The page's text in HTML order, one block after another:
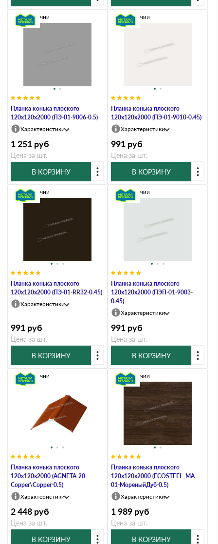
Планка конька плоского
120х120х2000 (ПЭ-01-9006-0.5)
В наличии
Характеристики
1 251 руб
Цена за шт.
В КОРЗИНУ
Планка конька плоского
120х120х2000 (ПЭ-01-9010-0.45)
В наличии
Характеристики
991 руб
Цена за шт.
В КОРЗИНУ
Планка конька плоского
120х120х2000 (ПЭ-01-RR32-0.45)
В наличии
Характеристики
991 руб
Цена за шт.
В КОРЗИНУ
Планка конька плоского
120х120х2000 (ПЭП-01-9003-
0.45)
В наличии
Характеристики
991 руб
Цена за шт.
В КОРЗИНУ
Планка конька плоского
120х120х2000 (AGNETA-20-
Copper\Copper-0.5)
В наличии
Характеристики
2 448 руб
Цена за шт.
В КОРЗИНУ
Планка конька плоского
120х120х2000 (ECOSTEEL_MA-
01-МореныйДуб-0.5)
В наличии
Характеристики
1 989 руб
Цена за шт.
В КОРЗИНУ